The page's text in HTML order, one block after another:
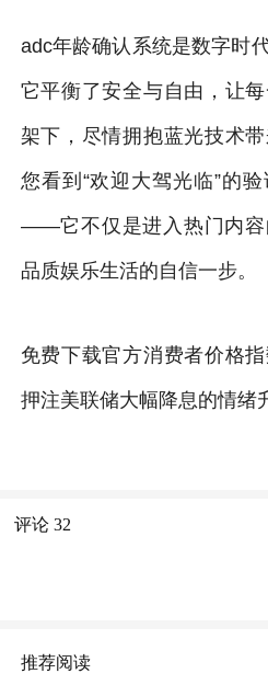
adc年龄确认系统是数字时
它平衡了安全与自由，让
架下，尽情拥抱蓝光技术
您看到“欢迎大驾光临”的
——它不仅是进入热门内容
品质娱乐生活的自信一步。
免费下载官方消费者价格
押注美联储大幅降息的情绪
评论 32
推荐阅读